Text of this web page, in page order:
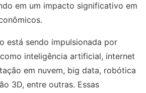
em um impacto significativo em
está sendo impulsionada por
inteligência artificial, internet
em nuvem, big data, robótica
3D, entre outras. Essas